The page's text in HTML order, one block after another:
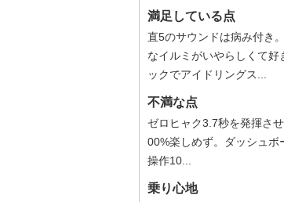
満足している点
直5のサウンドは病み付き
なイルミがいやらしくて
ックでアイドリングス...
不満な点
ゼロヒャク3.7秒を発揮さ
00%楽しめず。ダッシュ
操作10...
乗り心地